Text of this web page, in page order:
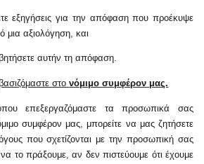
εξηγήσεις για την απόφαση που προέκυψε
μια αξιολόγηση, και
αυτήν τη απόφαση.
στονόμιμο συμφέρον μας.
επεξεργαζόμαστε τα προσωπικά σας
συμφέρον μας, μπορείτε να μας ζητήσετε
που σχετίζονται με την προσωπική σας
το πράξουμε, αν δεν πιστεύουμε ότι έχουμε